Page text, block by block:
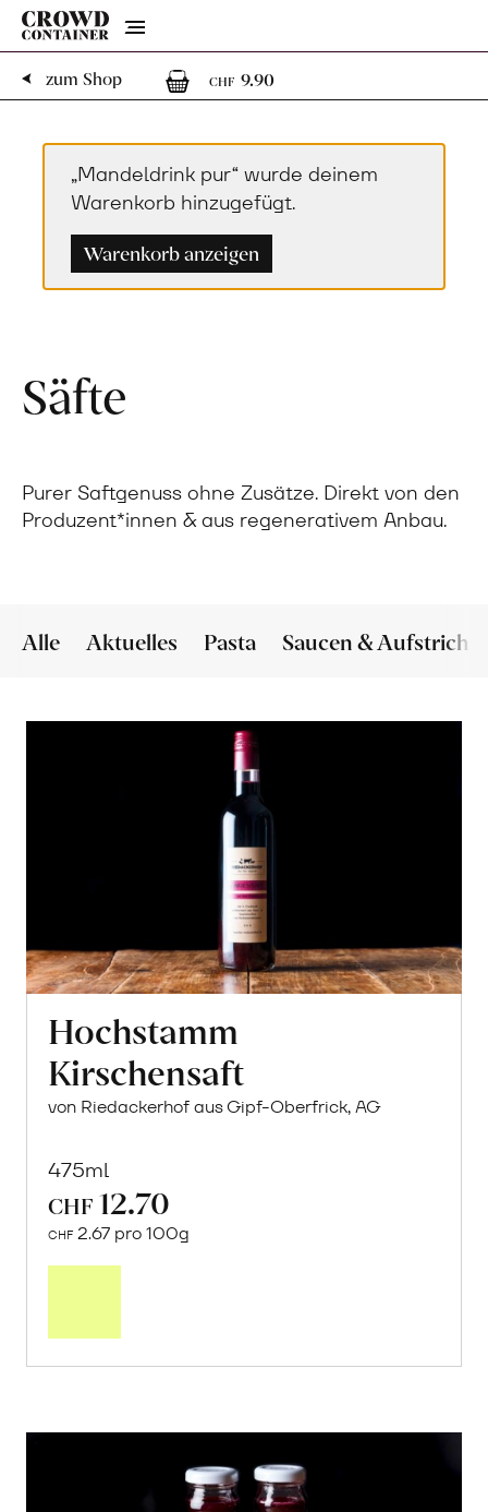
Menu
zum Shop
CHF 9.90
„Mandeldrink pur“ wurde deinem
Warenkorb hinzugefügt.
Warenkorb anzeigen
Säfte
Purer Saftgenuss ohne Zusätze. Direkt von den
Produzent*innen & aus regenerativem Anbau.
Alle Aktuelles Pasta Saucen & Aufstriche
Hochstamm
Kirschensaft
von Riedackerhof aus Gipf-Oberfrick, AG
475ml
CHF 12.70
CHF 2.67 pro 100g